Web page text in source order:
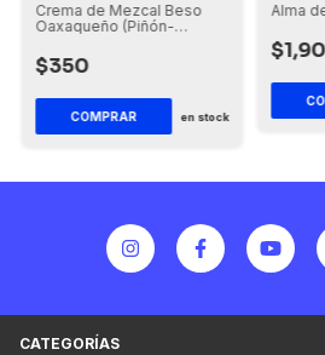
Crema de Mezcal Beso
Oaxaqueño (Piñón-
$350
COMPRAR en stock
Alma
CATEGORÍAS